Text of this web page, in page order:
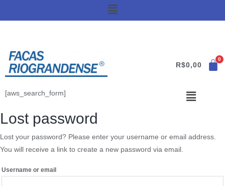
R$0,00
[aws_search_form]
Lost password
Lost your password? Please enter your username or email address.
You will receive a link to create a new password via email.
Username or email